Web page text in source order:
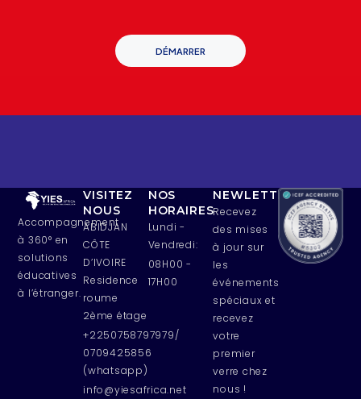
DÉMARRER
Accompagnement
à 360° en
solutions
éducatives
à l’étranger.
VISITEZ
NOUS
ABIDJAN
CÔTE
D’IVOIRE
Residence
roume
2ème étage
+2250758797979/
0709425856
(whatsapp)
info@yiesafrica.net
NOS
HORAIRES
Lundi -
Vendredi:
08H00 -
17H00
NEWLETTERS
Recevez
des mises
à jour sur
les
événements
spéciaux et
recevez
votre
premier
verre chez
nous !